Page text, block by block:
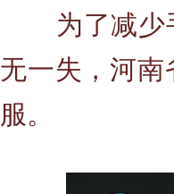
为了减少
无一失，河
服。